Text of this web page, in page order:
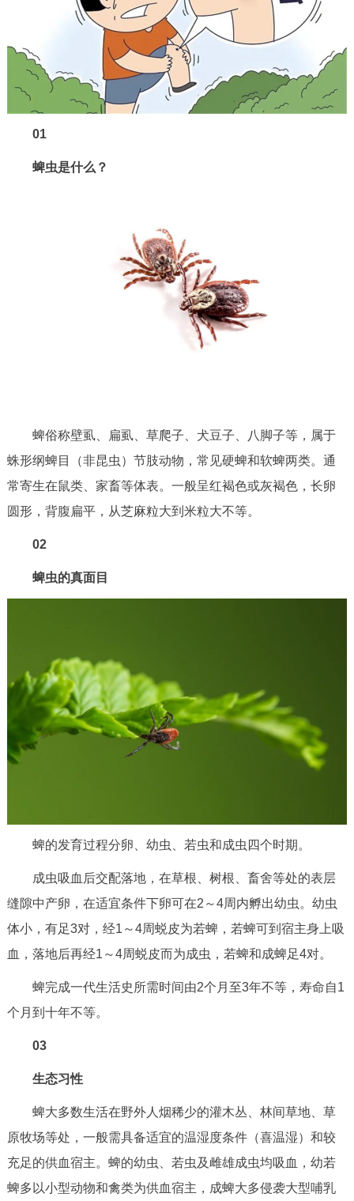
12345网上接诉即办 我要咨询
参与调查 在线访谈 图说互动
图说北京
한국어
ITALIANO
01
蜱虫是什么？
蜱俗称壁虱、扁虱、草爬子、犬豆子、八脚子等，属于
蛛形纲蜱目（非昆虫）节肢动物，常见硬蜱和软蜱两类。通
常寄生在鼠类、家畜等体表。一般呈红褐色或灰褐色，长卵
圆形，背腹扁平，从芝麻粒大到米粒大不等。
02
蜱虫的真面目
蜱的发育过程分卵、幼虫、若虫和成虫四个时期。
成虫吸血后交配落地，在草根、树根、畜舍等处的表层
缝隙中产卵，在适宜条件下卵可在2～4周内孵出幼虫。幼虫
体小，有足3对，经1～4周蜕皮为若蜱，若蜱可到宿主身上吸
血，落地后再经1～4周蜕皮而为成虫，若蜱和成蜱足4对。
蜱完成一代生活史所需时间由2个月至3年不等，寿命自1
个月到十年不等。
03
生态习性
蜱大多数生活在野外人烟稀少的灌木丛、林间草地、草
原牧场等处，一般需具备适宜的温湿度条件（喜温湿）和较
充足的供血宿主。蜱的幼虫、若虫及雌雄成虫均吸血，幼若
蜱多以小型动物和禽类为供血宿主，成蜱大多侵袭大型哺乳